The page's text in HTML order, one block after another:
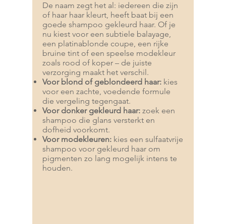
De naam zegt het al: iedereen die zijn
of haar haar kleurt, heeft baat bij een
goede shampoo gekleurd haar. Of je
nu kiest voor een subtiele balayage,
een platinablonde coupe, een rijke
bruine tint of een speelse modekleur
zoals rood of koper – de juiste
verzorging maakt het verschil.
Voor blond of geblondeerd haar: kies
voor een zachte, voedende formule
die vergeling tegengaat.
Voor donker gekleurd haar: zoek een
shampoo die glans versterkt en
dofheid voorkomt.
Voor modekleuren: kies een sulfaatvrije
shampoo voor gekleurd haar om
pigmenten zo lang mogelijk intens te
houden.